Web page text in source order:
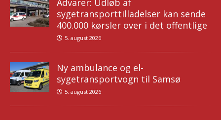
Advarer: Udløb af
sygetransporttilladelser kan sende
400.000 kørsler over i det offentlige
5. august 2026
Ny ambulance og el-
sygetransportvogn til Samsø
5. august 2026